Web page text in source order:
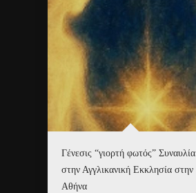
Γένεσις “γιορτή φωτός” Συναυλία
στην Αγγλικανική Εκκλησία στην
Αθήνα